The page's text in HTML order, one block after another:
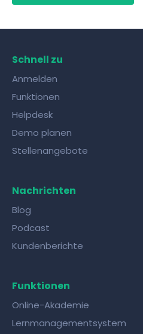
Schnell zu
Anmelden
Funktionen
Helpdesk
Demo planen
Stellenangebote
Nachrichten
Blog
Podcast
Kundenberichte
Funktionen
Online-Akademie
Lernmanagementsystem